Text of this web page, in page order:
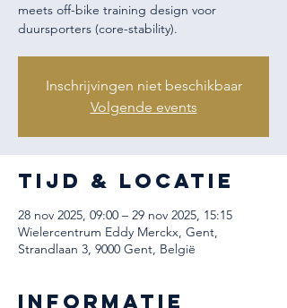
meets off-bike training design voor
duursporters (core-stability).
Inschrijvingen niet beschikbaar
Volgende events
Tijd & Locatie
28 nov 2025, 09:00 – 29 nov 2025, 15:15
Wielercentrum Eddy Merckx, Gent,
Strandlaan 3, 9000 Gent, België
Informatie